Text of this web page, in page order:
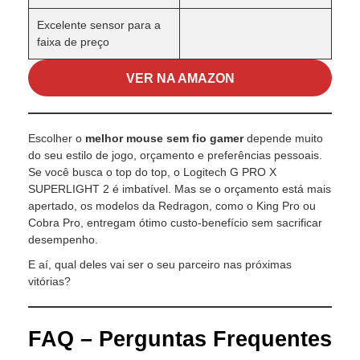
Excelente sensor para a
faixa de preço
VER NA AMAZON
Escolher o melhor mouse sem fio gamerdepende muito
do seu estilo de jogo, orçamento e preferências pessoais.
Se você busca o top do top, o Logitech G PRO X
SUPERLIGHT 2 é imbatível. Mas se o orçamento está mais
apertado, os modelos da Redragon, como o King Pro ou
Cobra Pro, entregam ótimo custo-benefício sem sacrificar
desempenho.
E aí, qual deles vai ser o seu parceiro nas próximas
vitórias?
FAQ – Perguntas Frequentes